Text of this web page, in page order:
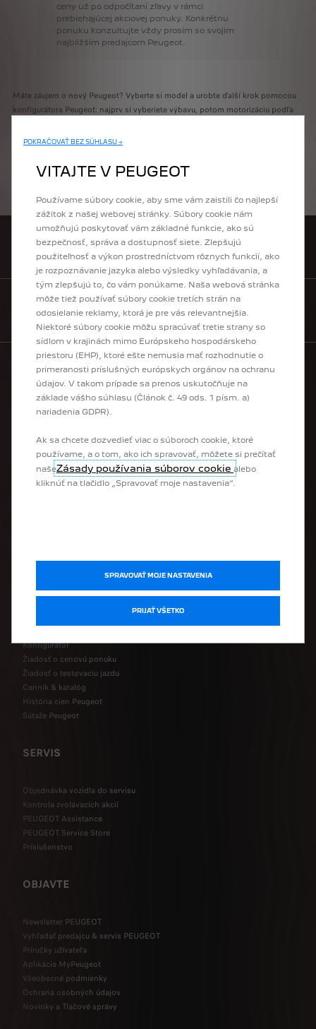
ceny už po odpočítaní zľavy v rámci
prebiehajúcej akciovej ponuky. Konkrétnu
ponuku konzultujte vždy prosím so svojim
najbližším predajcom Peugeot.
Máte záujem o nový Peugeot? Vyberte si model a urobte ďalší krok pomocou
konfigurátora Peugeot: najprv si vyberiete výbavu, potom motorizáciu podľa
výbavu tak, aby nové vozidlo presne zodpovedalo Vašim predstavám a
nového vozidla, alebo si ju poslať na mail, prípadne ju môžete zaslať
vybranému predajcovi. Budete tak už len krôčik od toho, aby ste už čoskoro
sedeli za volantom Vášho nového auta!
VYHĽADAŤ PREDAJCU
KONTAKTUJTE NÁS
MODELOVÝ RAD
Hybridné vozidlá
Mestské vozidlá
SUV
Hatchback
UŽITOČNÉ LINKY
Konfigurátor
Žiadosť o cenovú ponuku
Žiadosť o testovaciu jazdu
Cenník & katalóg
História cien Peugeot
Sútaže Peugeot
SERVIS
Objednávka vozidla do servisu
Kontrola zvolávacích akcií
PEUGEOT Assistance
PEUGEOT Service Store
Príslušenstvo
OBJAVTE
Newsletter PEUGEOT
Vyhľadať predajcu & servis PEUGEOT
Príručky užívateľa
Aplikácia MyPeugeot
Všeobecné podmienky
Ochrana osobných údajov
Novinky a Tlačové správy
POKRAČOVAŤ BEZ SÚHLASU →
VITAJTE V PEUGEOT
Používame súbory cookie, aby sme vám zaistili čo najlepší
zážitok z našej webovej stránky. Súbory cookie nám
umožňujú poskytovať vám základné funkcie, ako sú
bezpečnosť, správa a dostupnosť siete. Zlepšujú
použiteľnosť a výkon prostredníctvom rôznych funkcií, ako
je rozpoznávanie jazyka alebo výsledky vyhľadávania, a
tým zlepšujú to, čo vám ponúkame. Naša webová stránka
môže tiež používať súbory cookie tretích strán na
odosielanie reklamy, ktorá je pre vás relevantnejšia.
Niektoré súbory cookie môžu spracúvať tretie strany so
sídlom v krajinách mimo Európskeho hospodárskeho
priestoru (EHP), ktoré ešte nemusia mať rozhodnutie o
primeranosti príslušných európskych orgánov na ochranu
údajov. V takom prípade sa prenos uskutočňuje na
základe vášho súhlasu (Článok č. 49 ods. 1 písm. a)
nariadenia GDPR).
Ak sa chcete dozvedieť viac o súboroch cookie, ktoré
používame, a o tom, ako ich spravovať, môžete si prečítať
našeZásady používania súborov cookie alebo
kliknúť na tlačidlo „Spravovať moje nastavenia“.
SPRAVOVAŤ MOJE NASTAVENIA
PRIJAŤ VŠETKO